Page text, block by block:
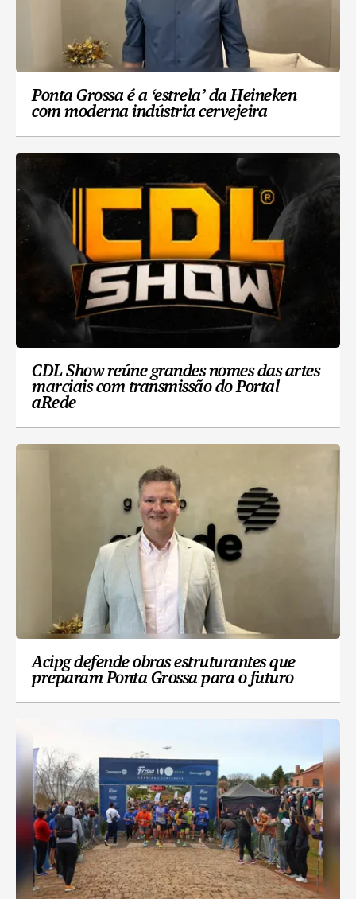
Ponta Grossa é a ‘estrela’ da Heineken
com moderna indústria cervejeira
CDL Show reúne grandes nomes das artes
marciais com transmissão do Portal
aRede
Acipg defende obras estruturantes que
preparam Ponta Grossa para o futuro